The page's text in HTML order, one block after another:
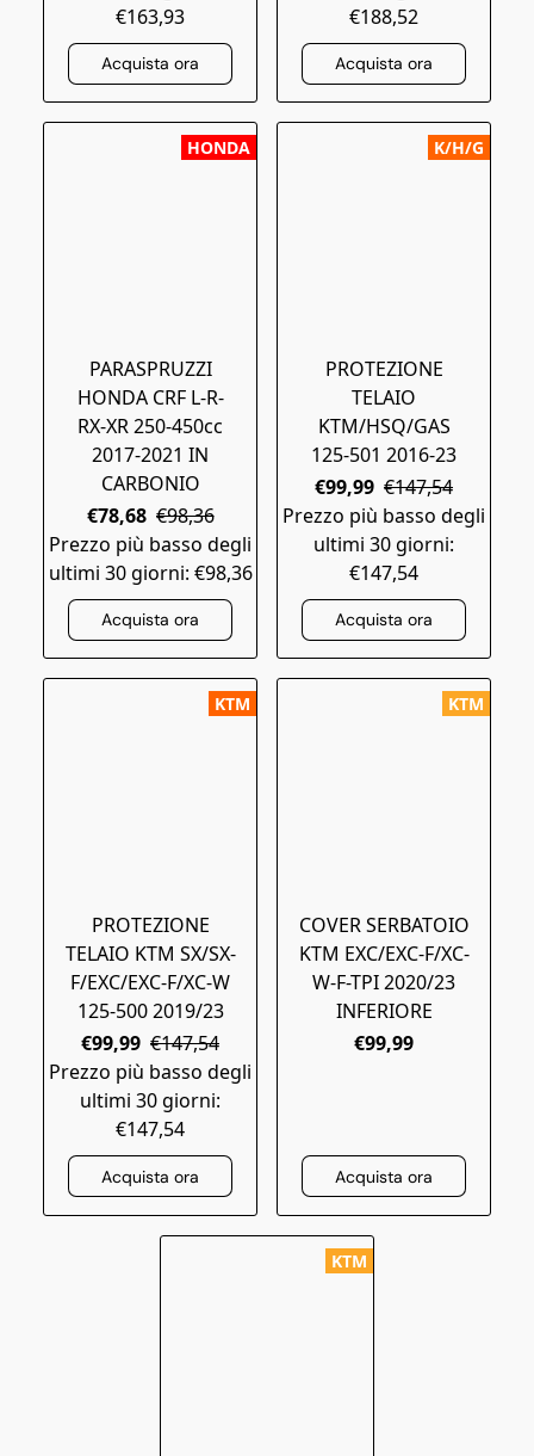
€163,93
Acquista ora
€188,52
Acquista ora
HONDA
PARASPRUZZI
HONDA CRF L-R-
RX-XR 250-450cc
2017-2021 IN
CARBONIO
€78,68 €98,36
Prezzo più basso degli
ultimi 30 giorni: €98,36
Acquista ora
K/H/G
PROTEZIONE
TELAIO
KTM/HSQ/GAS
125-501 2016-23
€99,99 €147,54
Prezzo più basso degli
ultimi 30 giorni:
€147,54
Acquista ora
KTM
PROTEZIONE
TELAIO KTM SX/SX-
F/EXC/EXC-F/XC-W
125-500 2019/23
€99,99 €147,54
Prezzo più basso degli
ultimi 30 giorni:
€147,54
Acquista ora
KTM
COVER SERBATOIO
KTM EXC/EXC-F/XC-
W-F-TPI 2020/23
INFERIORE
€99,99
Acquista ora
KTM